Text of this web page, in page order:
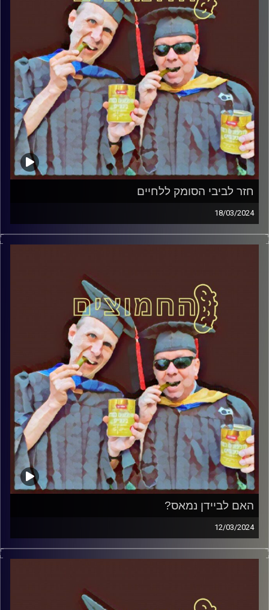
חזר לביבי הסומק ללחיים
18/03/2024
המערכת הפוליטית על ספת הפסיכולוג, עם פרופסור בועז בן-
דוד ופרופסור גלעד הירשברגר.
האם לביידן נמאס?
12/03/2024
המערכת הפוליטית על ספת הפסיכולוג, עם פרופסור בועז בן-
דוד ופרופסור גלעד הירשברגר.